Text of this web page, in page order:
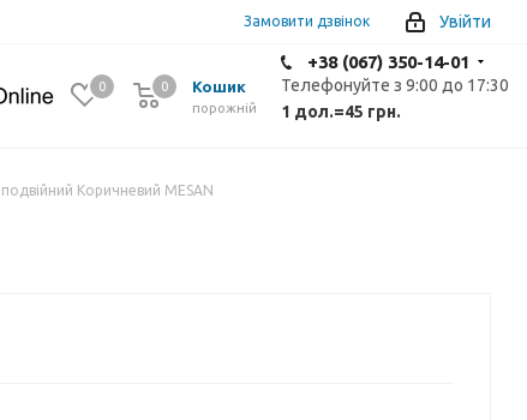
Увійти
Замовити дзвінок
+38 (067) 350-14-01
Телефонуйте з 9:00 до 17:30
1 дол.=45 грн.
0 Кошик
0
порожній
0
Коричневий MESAN